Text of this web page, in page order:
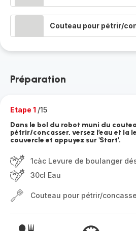
Couteau pour pétrir/
Préparation
Etape 1 /15
Dans le bol du robot muni du
pétrir/concasser, versez l’eau et la
couvercle et appuyez sur 'Start'.
1càc Levure de boulanger
30cl Eau
Couteau pour pétrir/